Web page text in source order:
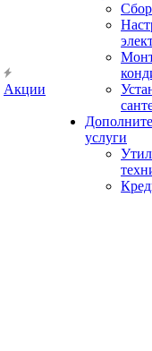
Акции
услуги